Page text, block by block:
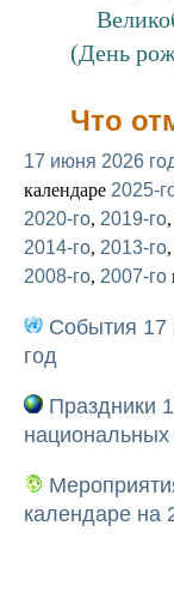
(День
Что
17 июня 2026
календаре 2025-
2020-го, 2019-го,
2014-го, 2013-го,
2008-го, 2007-го
События
год
Праздники
национальных
календаре на